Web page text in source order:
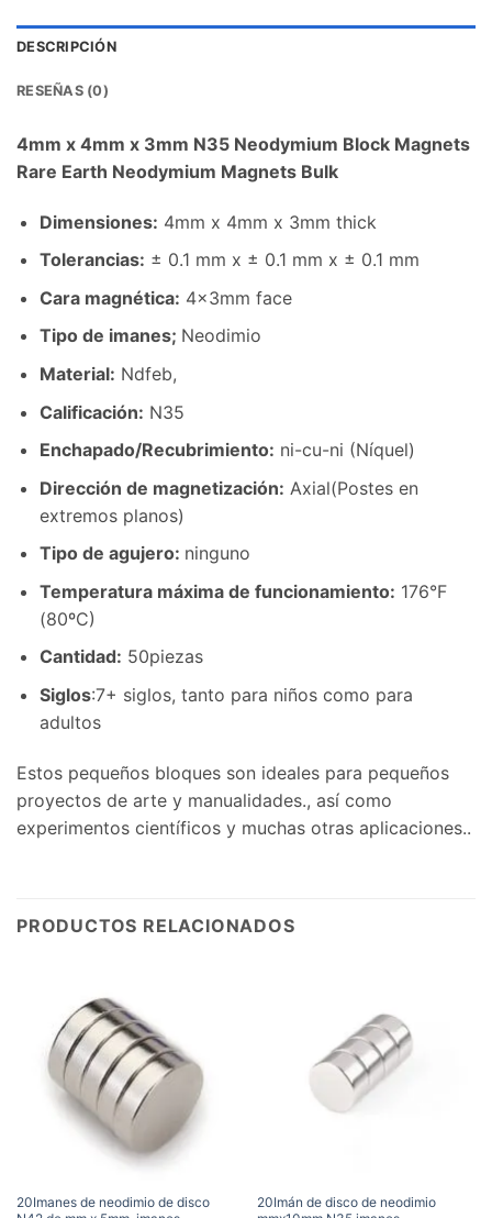
DESCRIPCIÓN
RESEÑAS (0)
4mm x 4mm x 3mm N35 Neodymium Block Magnets
Rare Earth Neodymium Magnets Bulk
Dimensiones: 4mm x 4mm x 3mm thick
Tolerancias: ± 0.1 mm x ± 0.1 mm x ± 0.1 mm
Cara magnética: 4x3mm face
Tipo de imanes; Neodimio
Material: Ndfeb,
Calificación: N35
Enchapado/Recubrimiento: ni-cu-ni (Níquel)
Dirección de magnetización: Axial(Postes en
extremos planos)
Tipo de agujero: ninguno
Temperatura máxima de funcionamiento: 176°F
(80ºC)
Cantidad: 50piezas
Siglos:7+ siglos, tanto para niños como para
adultos
Estos pequeños bloques son ideales para pequeños
proyectos de arte y manualidades., así como
experimentos científicos y muchas otras aplicaciones..
PRODUCTOS RELACIONADOS
20Imanes de neodimio de disco
20Imán de disco de neodimio